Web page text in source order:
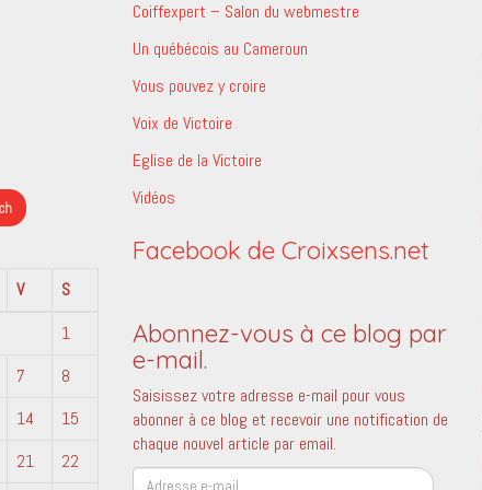
V
S
1
7
8
14
15
21 22
Coiffexpert – Salon du webmestre
Un québécois au Cameroun
Vous pouvez y croire
Voix de Victoire
Eglise de la Victoire
Vidéos
Facebook de Croixsens.net
Abonnez-vous à ce blog par
e-mail.
Saisissez votre adresse e-mail pour vous
abonner à ce blog et recevoir une notification de
chaque nouvel article par email.
Adresse